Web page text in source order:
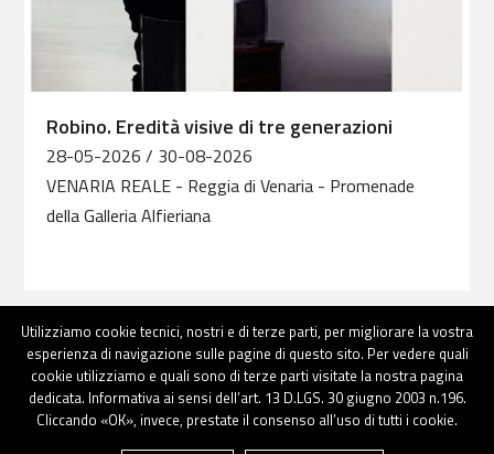
Robino. Eredità visive di tre generazioni
28-05-2026 / 30-08-2026
VENARIA REALE - Reggia di Venaria - Promenade
della Galleria Alfieriana
Tutti gli eventi
Utilizziamo cookie tecnici, nostri e di terze parti, per migliorare la vostra
esperienza di navigazione sulle pagine di questo sito. Per vedere quali
cookie utilizziamo e quali sono di terze parti visitate la nostra pagina
dedicata. Informativa ai sensi dell’art. 13 D.LGS. 30 giugno 2003 n.196.
Cliccando «OK», invece, prestate il consenso all’uso di tutti i cookie.